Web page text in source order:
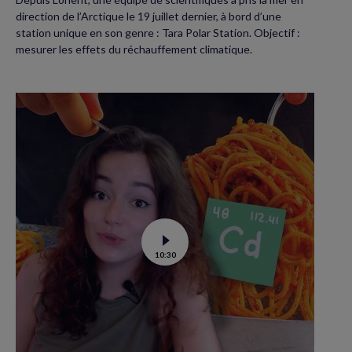
direction de l’Arctique le 19 juillet dernier, à bord d’une
station unique en son genre : Tara Polar Station. Objectif :
mesurer les effets du réchauffement climatique.
Voir
la
vidéo
Contamination
au
cadmium :
ce
savoir
10:30